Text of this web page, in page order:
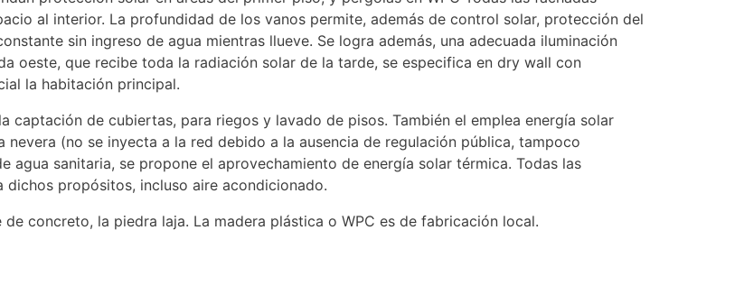
al interior. La profundidad de los vanos permite, además de control solar, protección del
sin ingreso de agua mientras llueve. Se logra además, una adecuada iluminación
oeste, que recibe toda la radiación solar de la tarde, se especifica en dry wall con
la habitación principal.
captación de cubiertas, para riegos y lavado de pisos. También el emplea energía solar
(no se inyecta a la red debido a la ausencia de regulación pública, tampoco
sanitaria, se propone el aprovechamiento de energía solar térmica. Todas las
propósitos, incluso aire acondicionado.
concreto, la piedra laja. La madera plástica o WPC es de fabricación local.